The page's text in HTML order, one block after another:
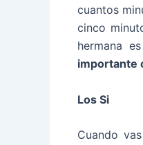
cuantos
cinco
hermana
importante
Los Si
Cuando